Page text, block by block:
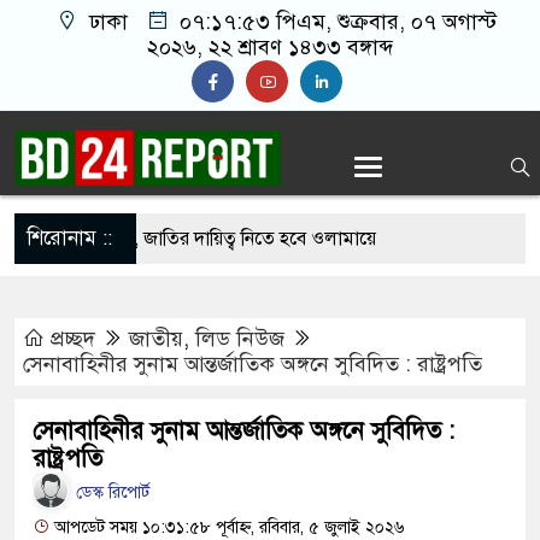
ঢাকা ০৭:১৭:৫৪ পিএম, শুক্রবার, ০৭ অগাস্ট
২০২৬, ২২ শ্রাবণ ১৪৩৩ বঙ্গাব্দ
শিরোনাম ::
ইমামতি নয়, জাতির দায়িত্ব নিতে হবে ওলামায়ে
মসজিদ থেকে খুলে ফেলা হচ্ছে মাইক, শুভেন্দু বলছেন-
সবাইকে ঐক্যবদ্ধ থাকার আহ্বান পানিসম্পদমন্ত্রীর
মেহেরপুরে জামায়াতের স্মারকলিপি
প্রচ্ছদ জাতীয়,লিড নিউজ
সেনাবাহিনীর সুনাম আন্তর্জাতিক অঙ্গনে সুবিদিত : রাষ্ট্রপতি
সেনাবাহিনীর সুনাম আন্তর্জাতিক অঙ্গনে সুবিদিত :
রাষ্ট্রপতি
ডেস্ক রিপোর্ট
আপডেট সময় ১০:৩১:৫৮ পূর্বাহ্ন, রবিবার, ৫ জুলাই ২০২৬